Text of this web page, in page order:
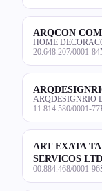
ARQCON
HOME
20.648.207/0001-84
ARQDESIGNRIO
11.814.580/0001-77
ART EXATA
SERVICOS
00.884.468/0001-96